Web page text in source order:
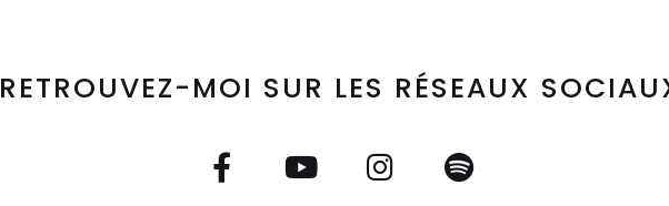
RETROUVEZ-MOI SUR LES RÉSEAUX